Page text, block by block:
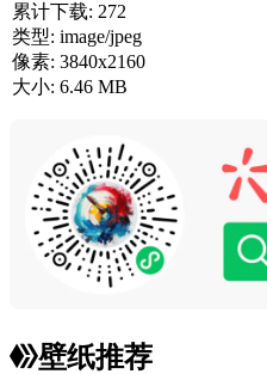
累计下载: 272
类型: image/jpeg
像素: 3840x2160
大小: 6.46 MB
壁纸推荐